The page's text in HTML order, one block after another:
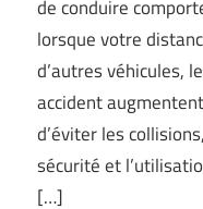
de conduire
lorsque votre
d’autres véhicules,
accident
d’éviter les
sécurité et
[…]